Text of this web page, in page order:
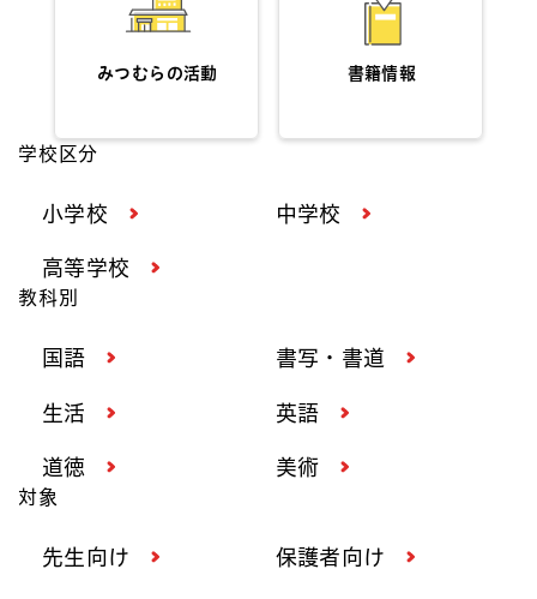
みつむらの活動 書籍情報
学校区分
小学校 中学校
高等学校
教科別
国語 書写・書道
生活 英語
道徳 美術
対象
先生向け 保護者向け